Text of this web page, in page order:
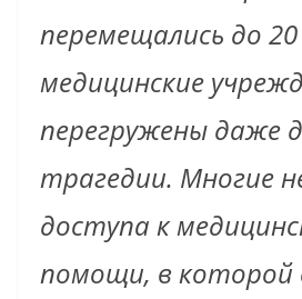
перемещались до 20
медицинские
перегружены даже
трагедии. Многие
доступа к
помощи, в которой